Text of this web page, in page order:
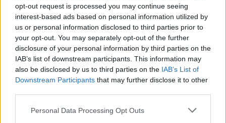
opt-out request is processed you may continue seeing
interest-based ads based on personal information utilized by
us or personal information disclosed to third parties prior to
your opt-out. You may separately opt-out of the further
disclosure of your personal information by third parties on the
IAB’s list of downstream participants. This information may
also be disclosed by us to third parties on the IAB’s List of
Downstream Participants that may further disclose it to other
Personal Data Processing Opt Outs
Νέο Audi A2 e-tron με στόχο την κορυφή της αποδοτικότητας
Ευρωπαϊκό Κορασίδων: Άνετη
νίκη της Ελλάδας στην
πρεμιέρα, 78-36 την Ιρλανδία
Γιαννακόπουλος: «Όταν σου
ρίχνουν μια πέτρα, τους
καταστρέφεις» (vid)